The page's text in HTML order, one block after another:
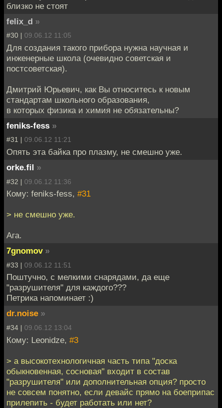
близко не стоят
felix_d »
#30 | 09.06.12 11:05
Для создания такого прибора нужна научная и
инженерные школа (очевидно советская и
постсоветская).
Дмитрий Юрьевич, как Вы относитесь к новым
стандартам школьного образования,
в которых физика и химия не обязательны?
feniks-fess »
#31 | 09.06.12 11:21
Опять эта байка про плазму, не смешно уже.
orke.fil »
#32 | 09.06.12 11:36
Кому: feniks-fess, #31
> не смешно уже.
Ага.
7gnomov »
#33 | 09.06.12 11:51
Поштучно, с мелкими снарядами, да еще
"разрушителя" для каждого???
Петрика напоминает :)
dr.noise »
#34 | 09.06.12 13:04
Кому: Leonidze, #3
> а высокотехнологичная часть типа "доска
обыкновенная, сосновая" входит в состав
"разрушителя" или дополнительная опция? просто
не совсем понятно, если девайс прямо на боеприпас
прилепить - будет работать или нет?